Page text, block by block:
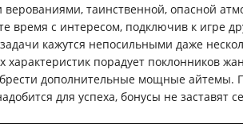
верованиями, таинственной, опасной
время с интересом, подключив к игре
кажутся непосильными даже
порадует поклонников
дополнительные мощные айтемы.
для успеха, бонусы не заставят